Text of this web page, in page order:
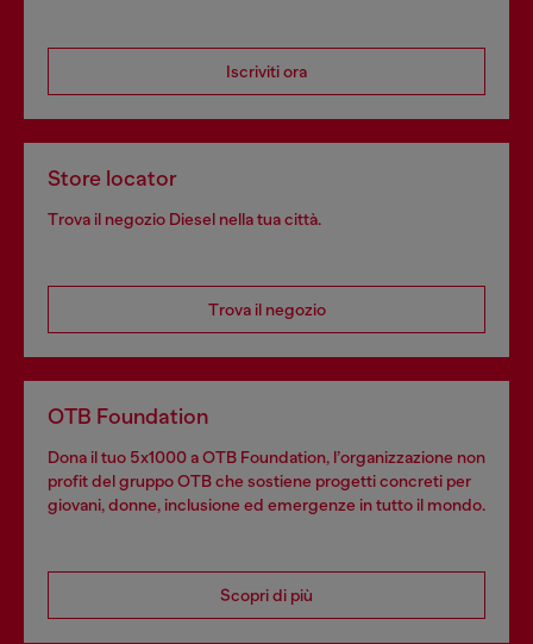
Iscriviti ora
Store locator
Trova il negozio Diesel nella tua città.
Trova il negozio
OTB Foundation
Dona il tuo 5x1000 a OTB Foundation, l’organizzazione non
profit del gruppo OTB che sostiene progetti concreti per
giovani, donne, inclusione ed emergenze in tutto il mondo.
Scopri di più